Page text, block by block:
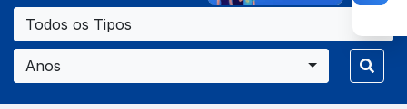
Todos os Tipos
Anos